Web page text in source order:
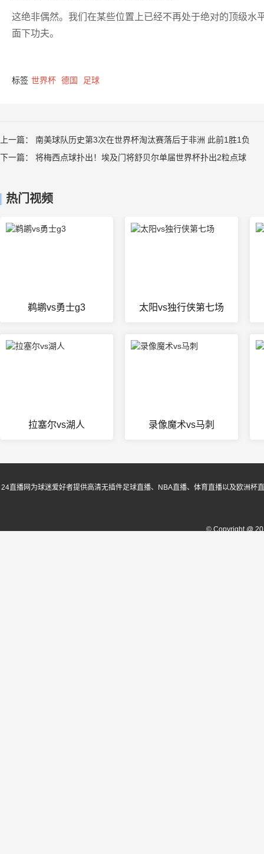
这绝非偶然。我们在某些位置上已经不再处于绝对的顶级水
面下功夫。
标签 世界杯 德国 足球
上一篇： 南美球队历史第3次在世界杯淘汰赛落后于非洲 此前1胜1负
下一篇： 将梅西点球扑出！埃及门将舒贝尔单届世界杯扑出2粒点球
热门视频
鹈鹕vs勇士g3 太阳vs独行侠第七场
拉塞尔vs湖人 录像魔术vs马刺
24直播网为球迷爱好者提供高清无插件足球直播、NBA直播、体育直播以及欧洲
© Copyright @